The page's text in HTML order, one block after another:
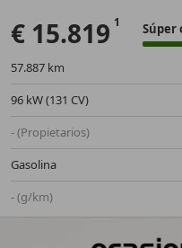
€ 15.819 Súper
57.887 km
96 kW (131 CV)
- (Propietarios)
Gasolina
- (g/km)